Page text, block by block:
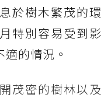
於樹木繁茂的環
特別容易受到影
的情況。
茂密的樹林以及